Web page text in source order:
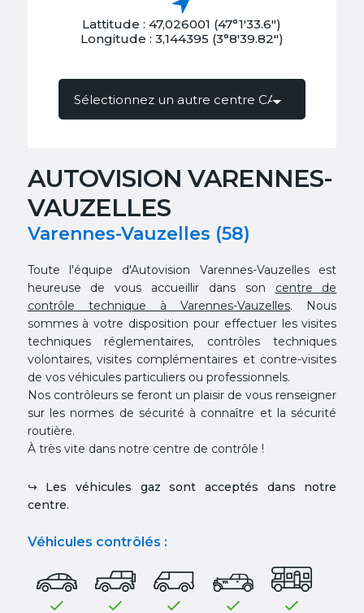
Lattitude : 47,026001 (47°1'33.6")
Longitude : 3,144395 (3°8'39.82")
AUTOVISION VARENNES-
VAUZELLES
Varennes-Vauzelles (58)
Toute l'équipe d'Autovision Varennes-Vauzelles est
heureuse de vous accueillir dans son centre de
contrôle technique à Varennes-Vauzelles. Nous
sommes à votre disposition pour effectuer les visites
techniques réglementaires, contrôles techniques
volontaires, visites complémentaires et contre-visites
de vos véhicules particuliers ou professionnels.
Nos contrôleurs se feront un plaisir de vous renseigner
sur les normes de sécurité à connaître et la sécurité
routière.
À très vite dans notre centre de contrôle !
↪ Les véhicules gaz sont acceptés dans notre
centre.
Véhicules contrôlés :